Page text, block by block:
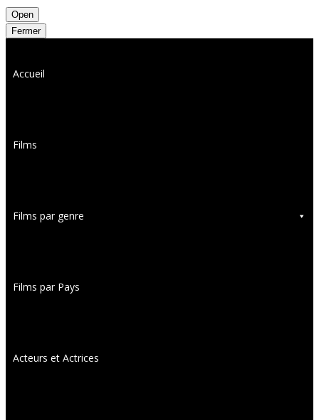
Open
Fermer
Accueil
Films
Films par genre
Films par Pays
Acteurs et Actrices